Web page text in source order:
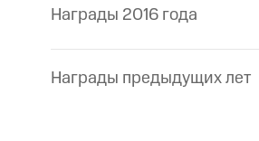
Награды 2016 года
Награды предыдущих лет